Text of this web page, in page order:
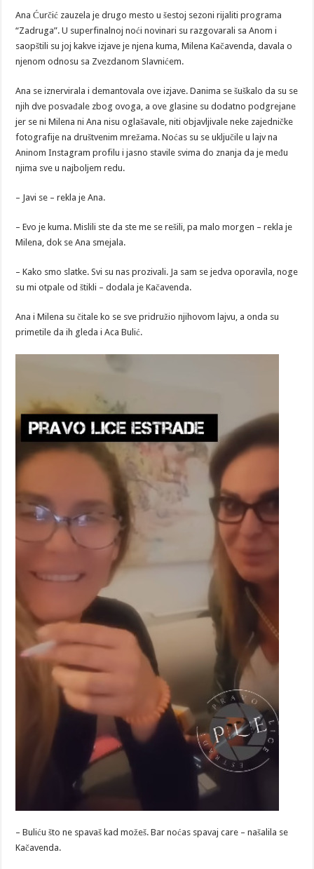
Ana Ćurčić zauzela je drugo mesto u šestoj sezoni rijaliti programa
“Zadruga”. U superfinalnoj noći novinari su razgovarali sa Anom i
saopštili su joj kakve izjave je njena kuma, Milena Kačavenda, davala o
njenom odnosu sa Zvezdanom Slavnićem.
Ana se iznervirala i demantovala ove izjave. Danima se šuškalo da su se
njih dve posvađale zbog ovoga, a ove glasine su dodatno podgrejane
jer se ni Milena ni Ana nisu oglašavale, niti objavljivale neke zajedničke
fotografije na društvenim mrežama. Noćas su se uključile u lajv na
Aninom Instagram profilu i jasno stavile svima do znanja da je među
njima sve u najboljem redu.
– Javi se – rekla je Ana.
– Evo je kuma. Mislili ste da ste me se rešili, pa malo morgen – rekla je
Milena, dok se Ana smejala.
– Kako smo slatke. Svi su nas prozivali. Ja sam se jedva oporavila, noge
su mi otpale od štikli – dodala je Kačavenda.
Ana i Milena su čitale ko se sve pridružio njihovom lajvu, a onda su
primetile da ih gleda i Aca Bulić.
– Buliću što ne spavaš kad možeš. Bar noćas spavaj care – našalila se
Kačavenda.